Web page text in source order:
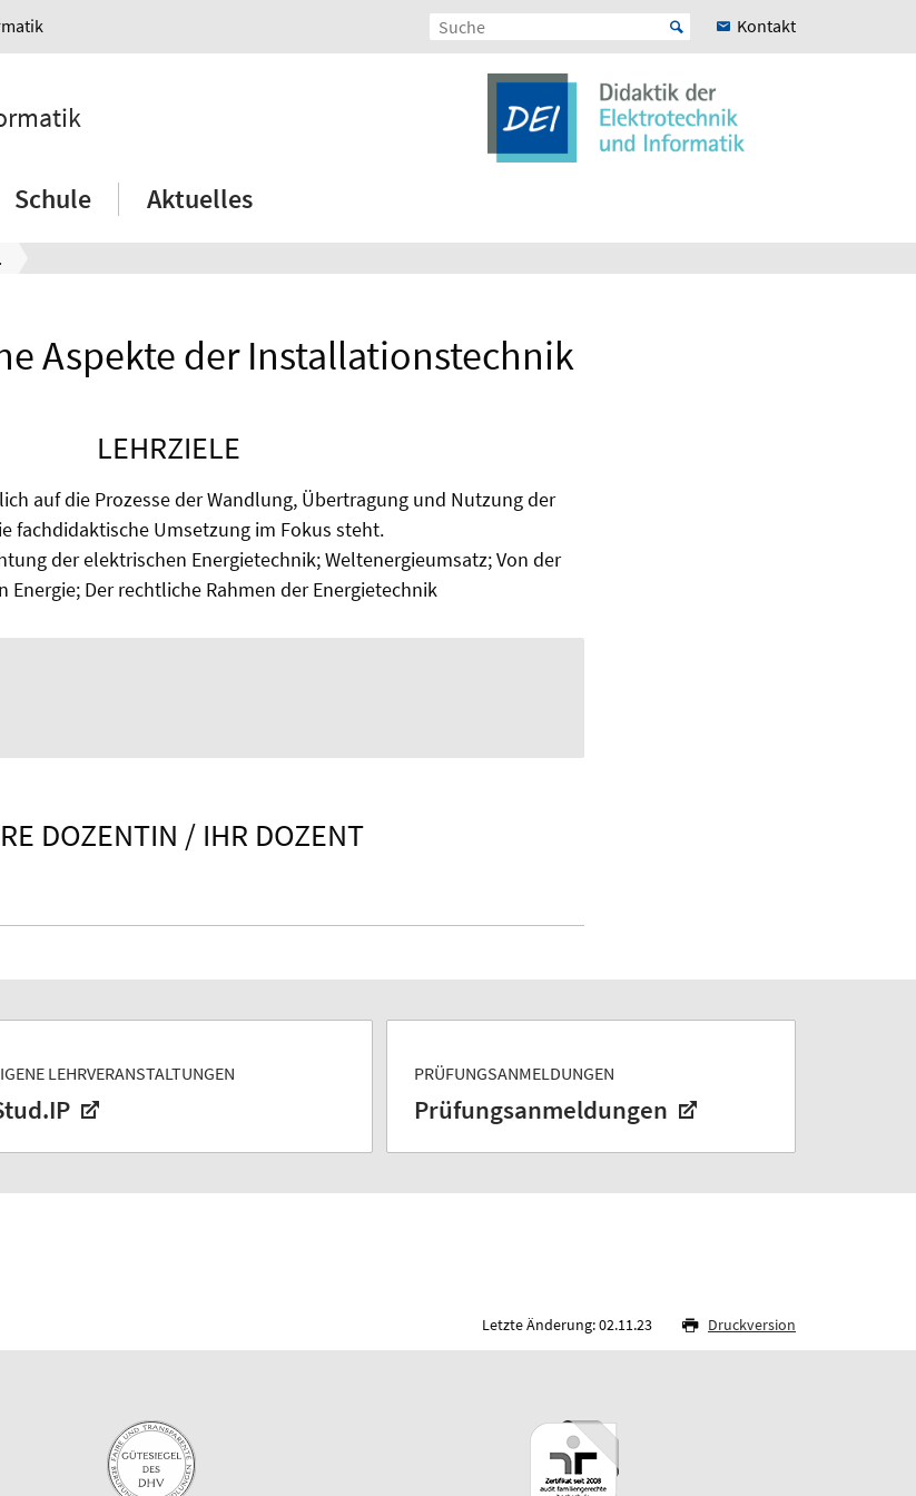
Kontakt
Schule Aktuelles
Aspekte der Installationstechnik
LEHRZIELE
auf die Prozesse der Wandlung, Übertragung und Nutzung der
fachdidaktische Umsetzung im Fokus steht.
der elektrischen Energietechnik; Weltenergieumsatz; Von der
Energie; Der rechtliche Rahmen der Energietechnik
DOZENTIN / IHR DOZENT
LEHRVERANSTALTUNGEN PRÜFUNGSANMELDUNGEN
Prüfungsanmeldungen
Letzte Änderung: 02.11.23 Druckversion